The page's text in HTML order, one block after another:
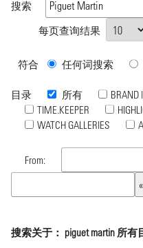
搜索
每页查询结果
符合 任何词搜索
目录 所有 BRAND
TIME.KEEPER
WATCH GALLERIES
From:
搜索关于： piguet martin 所有